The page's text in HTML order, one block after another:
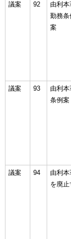
議案
92
由利
勤務条
案
議案
93
由利
条例案
議案
94
由利
を廃